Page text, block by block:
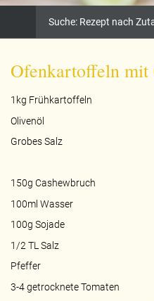
Ofenkartoffeln mit
1kg Frühkartoffeln
Olivenöl
Grobes Salz
150g Cashewbruch
100ml Wasser
100g Sojade
1/2 TL Salz
Pfeffer
3-4 getrocknete Tomaten